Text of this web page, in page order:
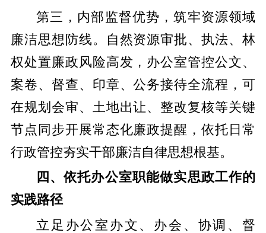
第三，内部监督优势，筑牢资源领域
廉洁思想防线。自然资源审批、执法、林
权处置廉政风险高发，办公室管控公文、
案卷、督查、印章、公务接待全流程，可
在规划会审、土地出让、整改复核等关键
节点同步开展常态化廉政提醒，依托日常
行政管控夯实干部廉洁自律思想根基。
四、依托办公室职能做实思政工作的
实践路径
立足办公室办文、办会、协调、督